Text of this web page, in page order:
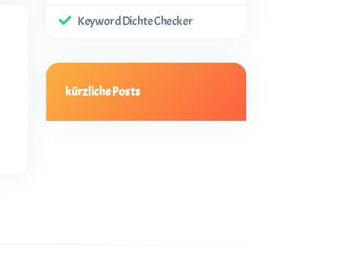
Keyword Dichte Checker
kürzliche Posts